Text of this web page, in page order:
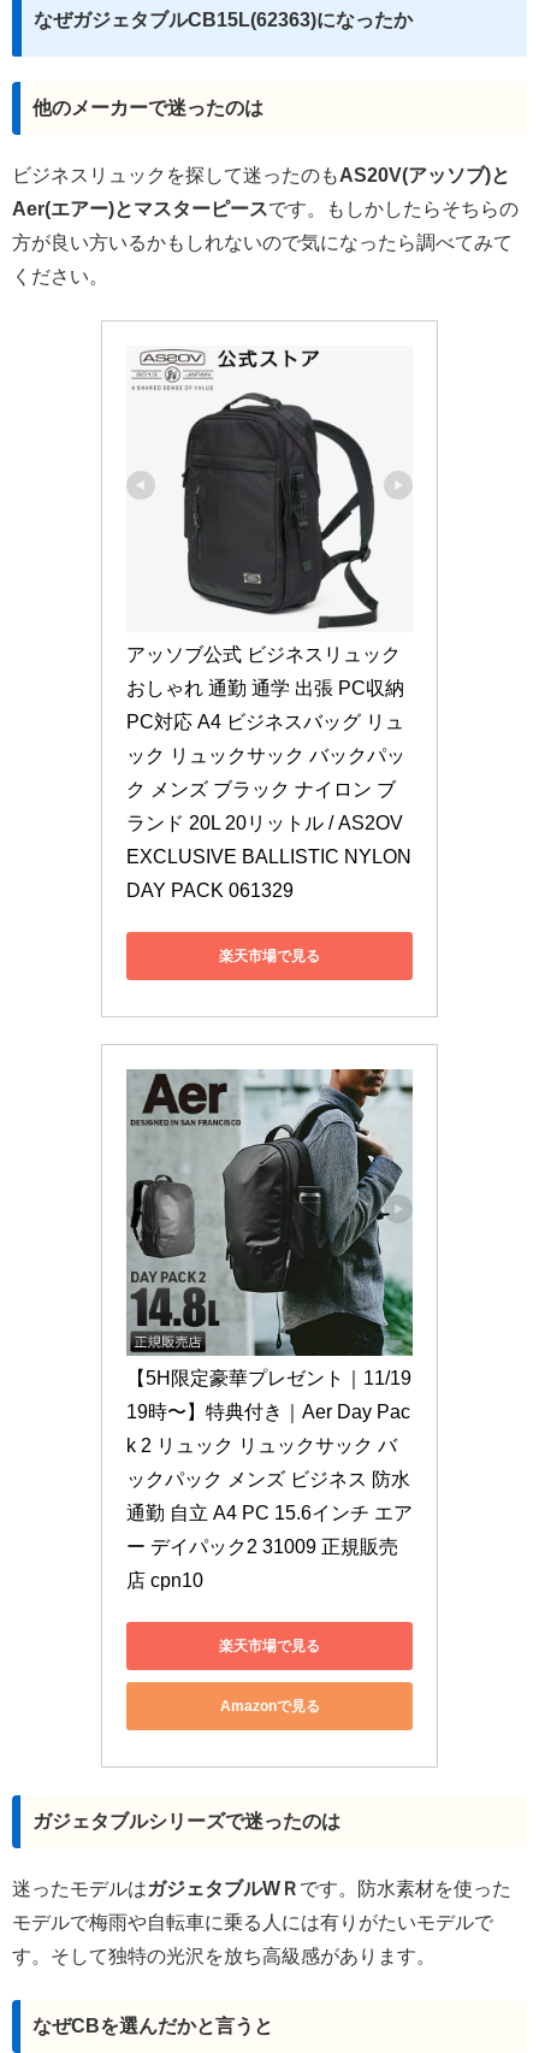
なぜガジェタブルCB15L(62363)になったか
他のメーカーで迷ったのは
ビジネスリュックを探して迷ったのもAS20V(アッソブ)と
Aer(エアー)とマスターピースです。もしかしたらそちらの
方が良い方いるかもしれないので気になったら調べてみて
ください。
アッソブ公式 ビジネスリュック
おしゃれ 通勤 通学 出張 PC収納
PC対応 A4 ビジネスバッグ リュ
ック リュックサック バックパッ
ク メンズ ブラック ナイロン ブ
ランド 20L 20リットル / AS2OV
EXCLUSIVE BALLISTIC NYLON
DAY PACK 061329
楽天市場で見る
【5H限定豪華プレゼント｜11/19
19時〜】特典付き｜Aer Day Pac
k 2 リュック リュックサック バ
ックパック メンズ ビジネス 防水
通勤 自立 A4 PC 15.6インチ エア
ー デイパック2 31009 正規販売
店 cpn10
楽天市場で見る
Amazonで見る
ガジェタブルシリーズで迷ったのは
迷ったモデルはガジェタブルWＲ です。防水素材を使った
モデルで梅雨や自転車に乗る人には有りがたいモデルで
す。そして独特の光沢を放ち高級感があります。
なぜCBを選んだかと言うと